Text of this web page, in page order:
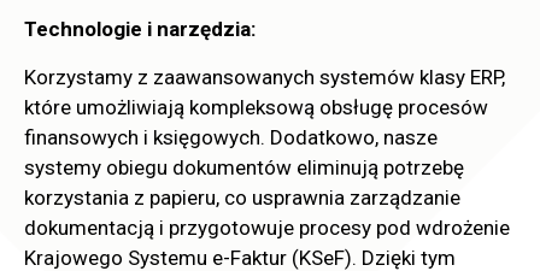
Technologie i narzędzia:
Korzystamy z zaawansowanych systemów klasy ERP,
które umożliwiają kompleksową obsługę procesów
finansowych i księgowych. Dodatkowo, nasze
systemy obiegu dokumentów eliminują potrzebę
korzystania z papieru, co usprawnia zarządzanie
dokumentacją i przygotowuje procesy pod wdrożenie
Krajowego Systemu e-Faktur (KSeF). Dzięki tym